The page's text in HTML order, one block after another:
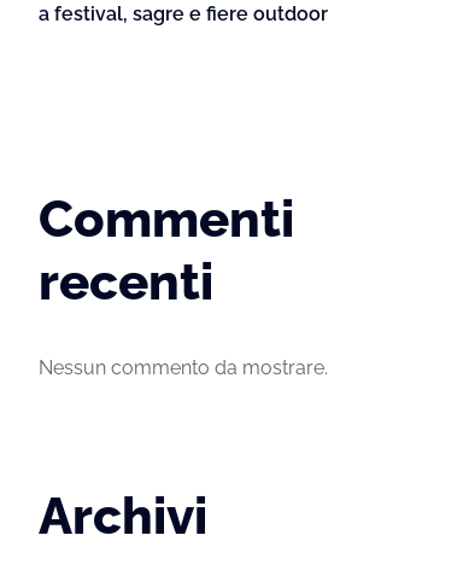
a festival, sagre e fiere outdoor
Commenti
recenti
Nessun commento da mostrare.
Archivi